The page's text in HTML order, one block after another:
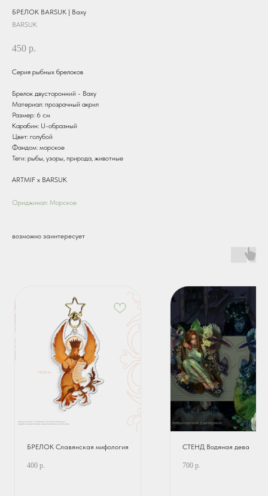
БРЕЛОК BARSUK | Ваху
BARSUK
450 р.
Серия рыбных брелоков
Брелок двусторонний - Ваху
Материал: прозрачный акрил
Размер: 6 см
Карабин: U-образный
Цвет: голубой
Фандом: морское
Теги: рыбы, узоры, природа, животные
ARTMIF х BARSUK
Ориджинал: Морское
возможно заинтересует
БРЕЛОК Славянская мифология
400 р.
СТЕНД Водяная дева
700 р.